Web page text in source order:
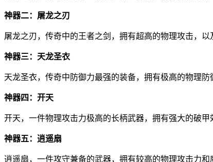
神器二：屠龙之刃
屠龙之刃，传奇中的王者之剑，拥有超高的物理攻击，
神器三：天龙圣衣
天龙圣衣，传奇中防御力最强的装备，拥有极高的物理
神器四：开天
开天，一件物理攻击力极高的长柄武器，拥有强大的破
神器五：逍遥扇
逍遥扇，一件攻守兼备的武器，拥有较高的物理攻击力